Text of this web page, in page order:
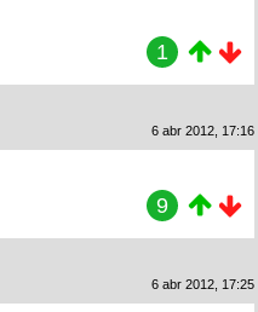
1
6 abr 2012, 17:16
9
6 abr 2012, 17:25